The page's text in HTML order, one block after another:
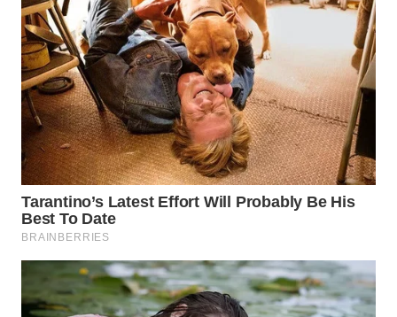
WN
PADANG
LAWAS
WN
SUMEDANG
WN
CIANJUR
WN
KEPULAUAN
SERIBU